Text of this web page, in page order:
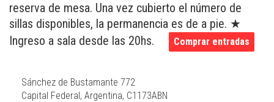
reserva de mesa. Una vez cubierto el número de
sillas disponibles, la permanencia es de a pie. ★
Ingreso a sala desde las 20hs.
Comprar entradas
Sánchez de Bustamante 772
Capital Federal, Argentina, C1173ABN